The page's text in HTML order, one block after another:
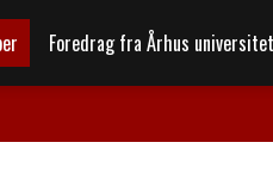
Foredrag fra Århus universitet